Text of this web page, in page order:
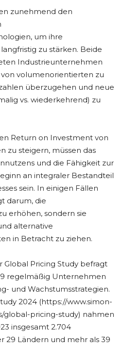
zunehmend den
um ihre
zu stärken. Beide
Industrieunternehmen
volumenorientierten zu
überzugehen und neue
vs. wiederkehrend) zu
Return on Investment von
zu steigern, müssen das
und die Fähigkeit zur
an integraler Bestandteil
sein. In einigen Fällen
darum, die
erhöhen, sondern sie
alternative
in Betracht zu ziehen.
Global Pricing Study befragt
regelmäßig Unternehmen
und Wachstumsstrategien.
2024 (https://www.simon-
global-pricing-study) nahmen
insgesamt 2.704
29 Ländern und mehr als 39